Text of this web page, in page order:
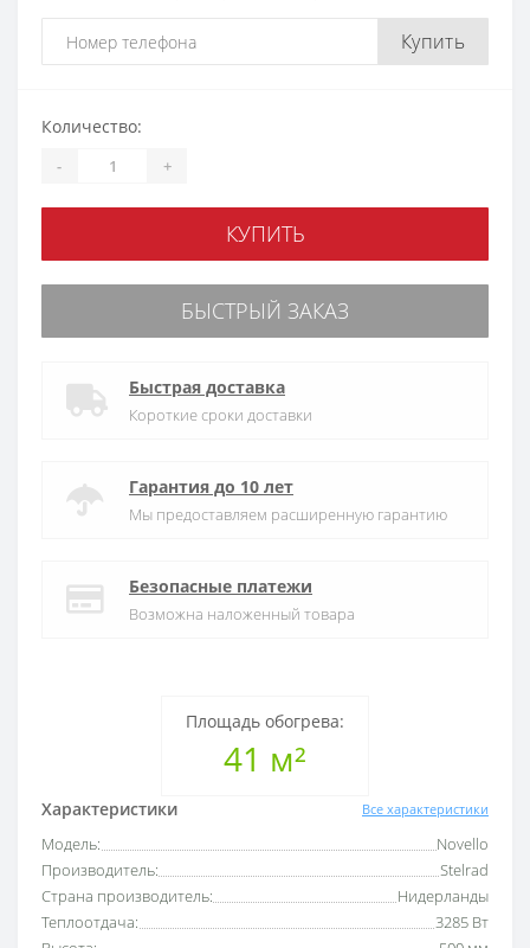
Купить
Площадь обогрева:
41 м²
Характеристики Все характеристики
Модель:
Novello
Производитель:
Stelrad
Страна производитель:
Нидерланды
Теплоотдача:
3285 Вт
Количество:
- +
КУПИТЬ
БЫСТРЫЙ ЗАКАЗ
Быстрая доставка
Короткие сроки доставки
Гарантия до 10 лет
Мы предоставляем расширенную гарантию
Безопасные платежи
Возможна наложенный товара